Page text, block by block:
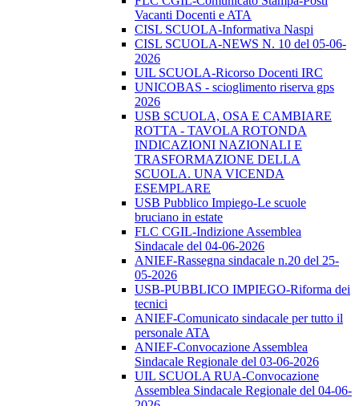
Vacanti Docenti e ATA
CISL SCUOLA-Informativa Naspi
CISL SCUOLA-NEWS N. 10 del 05-06-
2026
UIL SCUOLA-Ricorso Docenti IRC
UNICOBAS - scioglimento riserva gps
2026
USB SCUOLA, OSA E CAMBIARE
ROTTA - TAVOLA ROTONDA
INDICAZIONI NAZIONALI E
TRASFORMAZIONE DELLA
SCUOLA. UNA VICENDA
ESEMPLARE
USB Pubblico Impiego-Le scuole
bruciano in estate
FLC CGIL-Indizione Assemblea
Sindacale del 04-06-2026
ANIEF-Rassegna sindacale n.20 del 25-
05-2026
USB-PUBBLICO IMPIEGO-Riforma dei
tecnici
ANIEF-Comunicato sindacale per tutto il
personale ATA
ANIEF-Convocazione Assemblea
Sindacale Regionale del 03-06-2026
UIL SCUOLA RUA-Convocazione
Assemblea Sindacale Regionale del 04-06-